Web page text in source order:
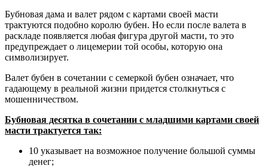
Бубновая дама и валет рядом с картами своей масти
трактуются подобно королю бубен. Но если после валета в
раскладе появляется любая фигура другой масти, то это
предупреждает о лицемерии той особы, которую она
символизирует.
Валет бубен в сочетании с семеркой бубен означает, что
гадающему в реальной жизни придется столкнуться с
мошенничеством.
Бубновая десятка в сочетании с младшими картами своей
масти трактуется так:
10 указывает на возможное получение большой суммы
денег;